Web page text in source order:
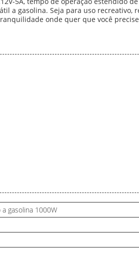
gasolina. Seja para uso recreativo,
onde quer que você
gasolina 1000W